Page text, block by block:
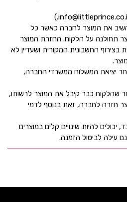
את המוצר לחברה כאשר כל
תחולנה על הלקוח. החזרת המוצר
החשבונית המקורית ושעדיין לא
יציאת המשלוח ממשרדי החברה,
שהלקוח כבר קיבל את המוצר לרשותו,
חזרה לחברה, זאת בנוסף לדמי
להיות שינויים קלים במוצרים
עילה לביטול הזמנה.